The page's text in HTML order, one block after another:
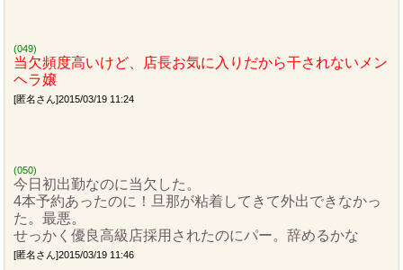
(049)
当欠頻度高いけど、店長お気に入りだから干されないメン
ヘラ嬢
[匿名さん]2015/03/19 11:24
(050)
今日初出勤なのに当欠した。
4本予約あったのに！旦那が粘着してきて外出できなかっ
た。最悪。
せっかく優良高級店採用されたのにパー。辞めるかな
[匿名さん]2015/03/19 11:46